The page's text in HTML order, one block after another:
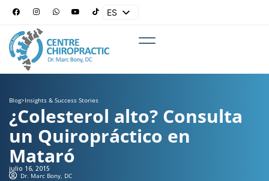
ES
Blog>Insights & Success Stories
¿Colesterol alto? Consulta
un Quiropráctico en
Mataró
julio 16, 2015
Dr. Marc Bony, DC